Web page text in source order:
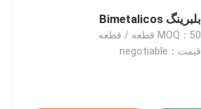
بلبرینگ Bimetalicos
MOQ：50 قطعه / قطعه
قیمت：negotiable